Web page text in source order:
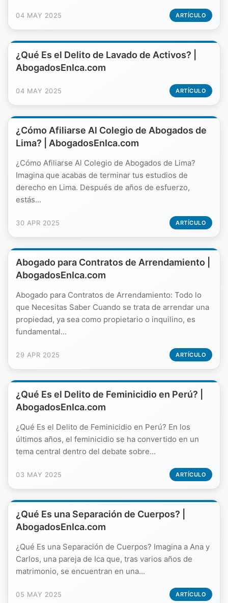
04 MAY 2025 ARTÍCULO
¿Qué Es el Delito de Lavado de Activos? |
AbogadosEnIca.com
04 MAY 2025 ARTÍCULO
¿Cómo Afiliarse Al Colegio de Abogados de
Lima? | AbogadosEnIca.com
¿Cómo Afiliarse Al Colegio de Abogados de Lima?
Imagina que acabas de terminar tus estudios de
derecho en Lima. Después de años de esfuerzo,
estás...
30 APR 2025 ARTÍCULO
Abogado para Contratos de Arrendamiento |
AbogadosEnIca.com
Abogado para Contratos de Arrendamiento: Todo lo
que Necesitas Saber Cuando se trata de arrendar una
propiedad, ya sea como propietario o inquilino, es
fundamental...
29 APR 2025 ARTÍCULO
¿Qué Es el Delito de Feminicidio en Perú? |
AbogadosEnIca.com
¿Qué Es el Delito de Feminicidio en Perú? En los
últimos años, el feminicidio se ha convertido en un
tema central dentro del debate sobre...
03 MAY 2025 ARTÍCULO
¿Qué Es una Separación de Cuerpos? |
AbogadosEnIca.com
¿Qué Es una Separación de Cuerpos? Imagina a Ana y
Carlos, una pareja de Ica que, tras varios años de
matrimonio, se encuentran en una...
05 MAY 2025 ARTÍCULO